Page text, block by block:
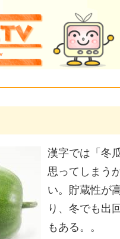
漢字では「冬
思ってしまう
い。貯蔵性が
り、冬でも出
もある。。